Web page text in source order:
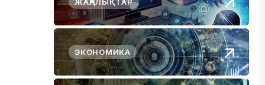
ЭКОНОМИКА